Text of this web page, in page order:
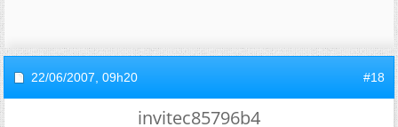
22/06/2007, 09h20 #18
invitec85796b4